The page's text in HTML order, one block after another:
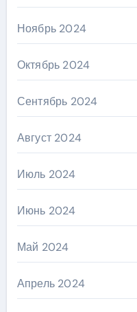
Ноябрь 2024
Октябрь 2024
Сентябрь 2024
Август 2024
Июль 2024
Июнь 2024
Май 2024
Апрель 2024